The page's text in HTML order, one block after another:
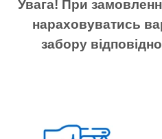
Увага! При
нараховуватись
забору